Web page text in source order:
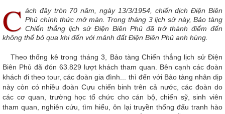
C ách đây tròn 70 năm, ngày 13/3/1954, chiến dịch Điện Biên
Phủ chính thức mở màn. Trong tháng 3 lịch sử này, Bảo tàng
Chiến thắng lịch sử Điện Biên Phủ đã trở thành điểm đến
không thể bỏ qua khi đến với mảnh đất Điện Biên Phủ anh hùng.
Theo thống kê trong tháng 3, Bảo tàng Chiến thắng lịch sử Điện
Biên Phủ đã đón 63.829 lượt khách tham quan. Bên cạnh các đoàn
khách đi theo tour, các đoàn gia đình... thì đến với Bảo tàng nhân dịp
này còn có nhiều đoàn Cựu chiến binh trên cả nước, các đoàn do
các cơ quan, trường học tổ chức cho cán bộ, chiến sỹ, sinh viên
tham quan, nghiên cứu, tìm hiểu, ôn lại truyền thống đấu tranh hào